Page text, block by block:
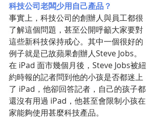
科技公司老闆少用自己產品？
事實上，科技公司的創辦人與員工都很
了解這個問題，甚至公開呼籲大家要對
這些新科技保持戒心。其中一個很好的
例子就是已故蘋果創辦人Steve Jobs。
在 iPad 面市幾個月後，Steve Jobs被紐
約時報的記者問到他的小孩是否都迷上
了 iPad，他卻回答記者，自己的孩子都
還沒有用過 iPad，他甚至會限制小孩在
家能夠使用甚麼科技產品。